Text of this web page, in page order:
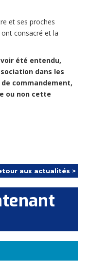
et ses proches
consacré et la
été entendu,
dans les
commandement,
ou non cette
aux actualités >